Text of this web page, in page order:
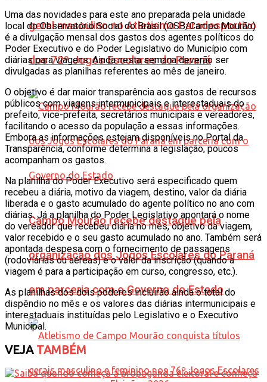
geral masculino no Atletismo Paradesportivo
dos 72º Jogos Escolares do Paraná
Campo Mourão recebe destaque pela
organização dos Jogos Escolares do Paraná
em parceria com o Governo do Estado
Uma das novidades para este ano preparada pela unidade
local do Observatório Social do Brasil (OSB/Campo Mourão)
é a divulgação mensal dos gastos dos agentes políticos do
Poder Executivo e do Poder Legislativo do Município com
diárias para viagens. Ainda nesta semana deverão ser
divulgadas as planilhas referentes ao mês de janeiro.
O objetivo é dar maior transparência aos gastos de recursos
públicos com viagens intermunicipais e interestaduais do
prefeito, vice-prefeita, secretários municipais e vereadores,
facilitando o acesso da população a essas informações.
Embora as informações estejam disponíveis no Portal da
Transparência, conforme determina a legislação, poucos
acompanham os gastos.
Na planilha do Poder Executivo será especificado quem
recebeu a diária, motivo da viagem, destino, valor da diária
liberada e o gasto acumulado do agente político no ano com
diárias. Já a planilha do Poder Legislativo apontará o nome
do vereador que recebeu diária no mês, objetivo da viagem,
valor recebido e o seu gasto acumulado no ano. Também será
apontada despesa com o fornecimento de passagens
(rodoviárias ou aéreas) e o valor da inscrição (quando a
viagem é para a participação em curso, congresso, etc.).
As planilhas dos dois poderes incluirão ainda o total do
dispêndio no mês e os valores das diárias intermunicipais e
interestaduais instituídas pelo Legislativo e o Executivo
Municipal.
VEJATAMBÉM